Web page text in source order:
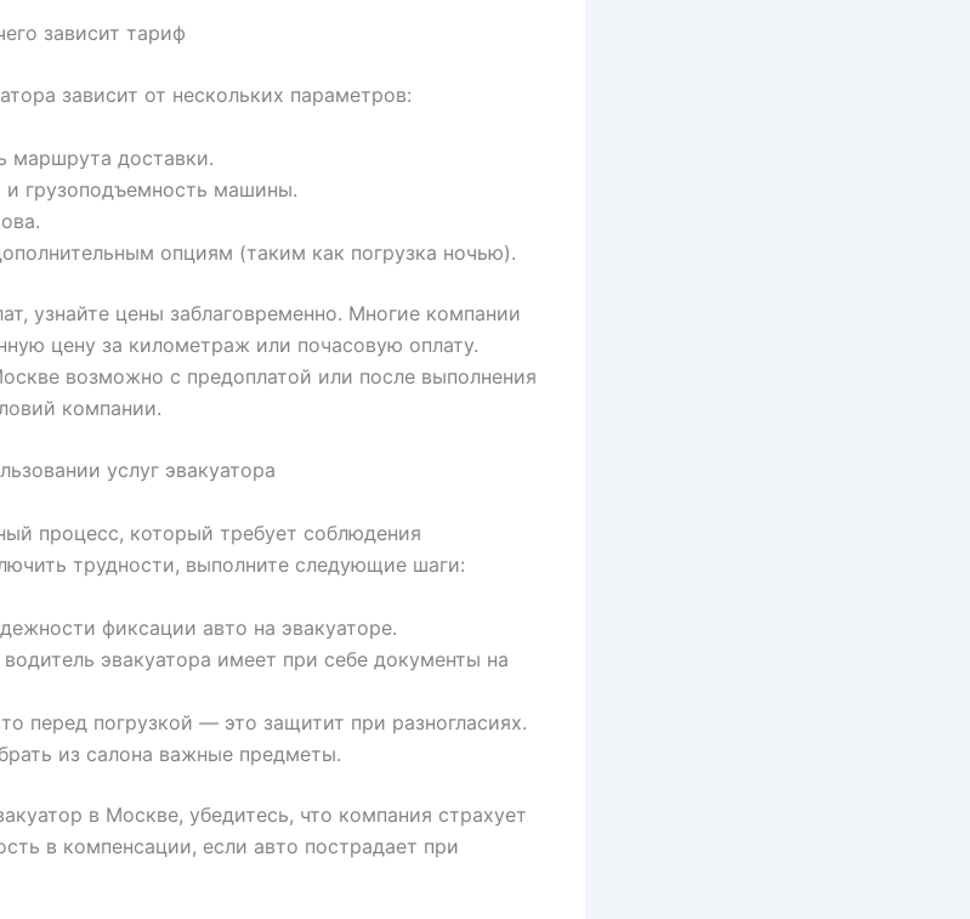
зависит тариф
зависит от нескольких параметров:
маршрута доставки.
и грузоподъемность машины.
опциям (таким как погрузка ночью).
узнайте цены заблаговременно. Многие компании
цену за километраж или почасовую оплату.
возможно с предоплатой или после выполнения
компании.
услуг эвакуатора
процесс, который требует соблюдения
трудности, выполните следующие шаги:
фиксации авто на эвакуаторе.
водитель эвакуатора имеет при себе документы на
перед погрузкой — это защитит при разногласиях.
из салона важные предметы.
в Москве, убедитесь, что компания страхует
в компенсации, если авто пострадает при